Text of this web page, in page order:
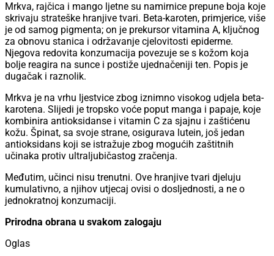
Mrkva, rajčica i mango ljetne su namirnice prepune boja koje
skrivaju strateške hranjive tvari. Beta-karoten, primjerice, više
je od samog pigmenta; on je prekursor vitamina A, ključnog
za obnovu stanica i održavanje cjelovitosti epiderme.
Njegova redovita konzumacija povezuje se s kožom koja
bolje reagira na sunce i postiže ujednačeniji ten. Popis je
dugačak i raznolik.
Mrkva je na vrhu ljestvice zbog iznimno visokog udjela beta-
karotena. Slijedi je tropsko voće poput manga i papaje, koje
kombinira antioksidanse i vitamin C za sjajnu i zaštićenu
kožu. Špinat, sa svoje strane, osigurava lutein, još jedan
antioksidans koji se istražuje zbog mogućih zaštitnih
učinaka protiv ultraljubičastog zračenja.
Međutim, učinci nisu trenutni. Ove hranjive tvari djeluju
kumulativno, a njihov utjecaj ovisi o dosljednosti, a ne o
jednokratnoj konzumaciji.
Prirodna obrana u svakom zalogaju
Oglas